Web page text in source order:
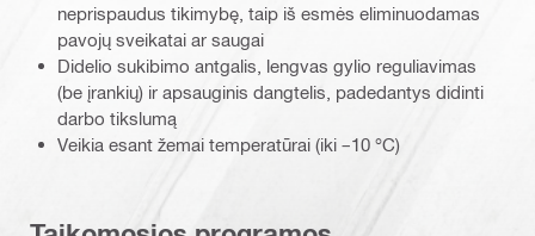
neprispaudus tikimybę, taip iš esmės eliminuodamas
pavojų sveikatai ar saugai
Didelio sukibimo antgalis, lengvas gylio reguliavimas
(be įrankių) ir apsauginis dangtelis, padedantys didinti
darbo tikslumą
Veikia esant žemai temperatūrai (iki –10 °C)